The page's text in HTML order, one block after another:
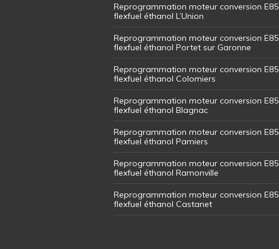
Reprogrammation moteur conversion E85
flexfuel éthanol L’Union
Reprogrammation moteur conversion E85
flexfuel éthanol Portet sur Garonne
Reprogrammation moteur conversion E85
flexfuel éthanol Colomiers
Reprogrammation moteur conversion E85
flexfuel éthanol Blagnac
Reprogrammation moteur conversion E85
flexfuel éthanol Pamiers
Reprogrammation moteur conversion E85
flexfuel éthanol Ramonville
Reprogrammation moteur conversion E85
flexfuel éthanol Castanet